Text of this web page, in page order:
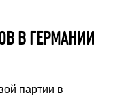
В ГЕРМАНИИ
партии в